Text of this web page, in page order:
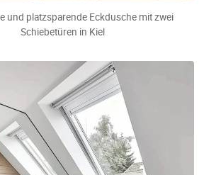
und platzsparende Eckdusche mit zwei
Schiebetüren in Kiel